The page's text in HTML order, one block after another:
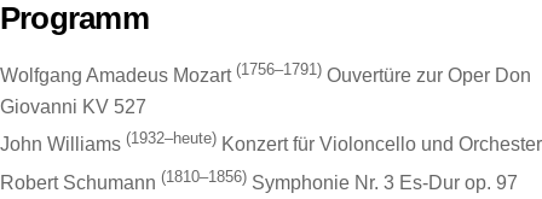
Programm
Wolfgang Amadeus Mozart (1756–1791) Ouvertüre zur Oper Don
Giovanni KV 527
John Williams (1932–heute) Konzert für Violoncello und Orchester
Robert Schumann (1810–1856) Symphonie Nr. 3 Es-Dur op. 97